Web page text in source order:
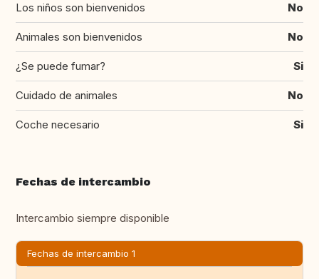
Los niños son bienvenidos No
Animales son bienvenidos No
¿Se puede fumar? Si
Cuidado de animales No
Coche necesario Si
Fechas de intercambio
Intercambio siempre disponible
Fechas de intercambio 1